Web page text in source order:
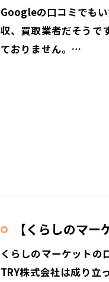
Googleの口コミでも
収、買取業者だそうで
ておりません。…
【くらしのマー
くらしのマーケット
TRY株式会社は成り立